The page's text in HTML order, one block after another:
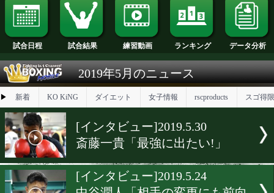
試合日程 試合結果 練習動画 ランキング
2019年5月のニュース
▶ 新着 KO KiNG ダイエット 女子情報
[インタビュー]2019.5.30